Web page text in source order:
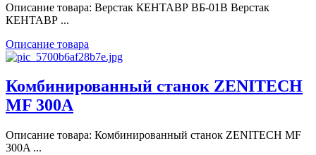
Описание товара: Верстак КЕНТАВР ВБ-01В Верстак
КЕНТАВР ...
Описание товара
Комбинированный станок ZENITECH
MF 300A
Описание товара: Комбинированный станок ZENITECH MF
300A ...